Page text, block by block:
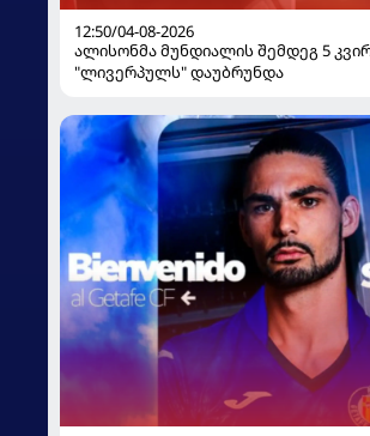
12:50/04-08-2026
ალისონმა მუნდიალის შემდეგ 5
"ლივერპულს" დაუბრუნდა